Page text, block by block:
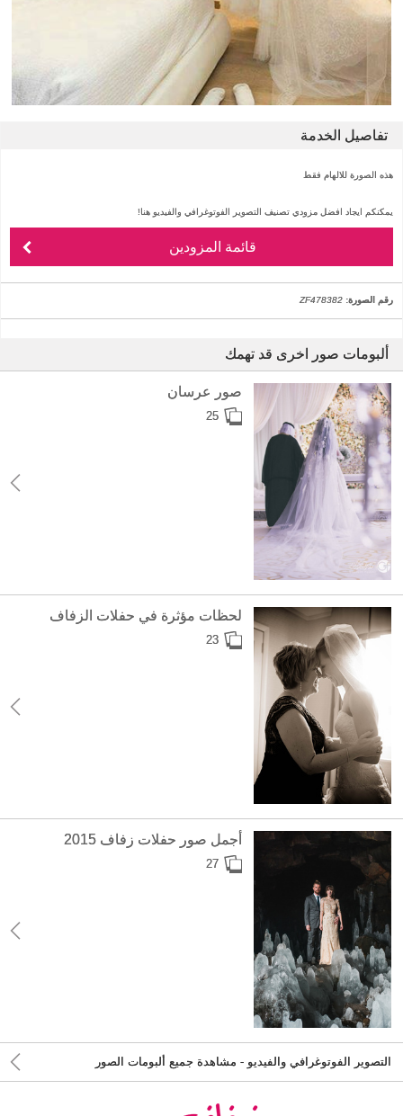
تفاصيل الخدمة
هذه الصورة للالهام فقط
يمكنكم ايجاد افضل مزودي تصنيف التصوير الفوتوغرافي والفيديو هنا!
قائمة المزودين
رقم الصورة: ZF478382
ألبومات صور اخرى قد تهمك
صور عرسان
25
لحظات مؤثرة في حفلات الزفاف
23
أجمل صور حفلات زفاف 2015
27
التصوير الفوتوغرافي والفيديو - مشاهدة جميع ألبومات الصور